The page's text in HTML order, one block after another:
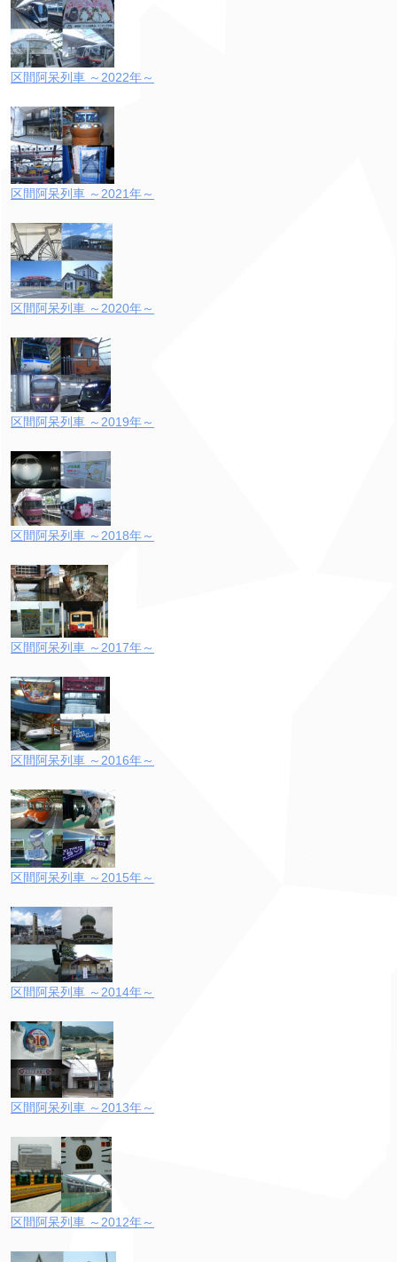
区間阿呆列車 ～2022年～
区間阿呆列車 ～2021年～
区間阿呆列車 ～2020年～
区間阿呆列車 ～2019年～
区間阿呆列車 ～2018年～
区間阿呆列車 ～2017年～
区間阿呆列車 ～2016年～
区間阿呆列車 ～2015年～
区間阿呆列車 ～2014年～
区間阿呆列車 ～2013年～
区間阿呆列車 ～2012年～